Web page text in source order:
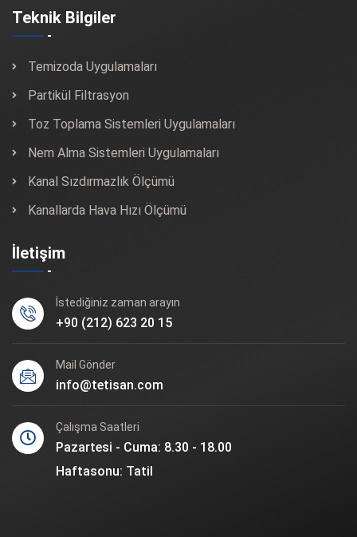
Teknik Bilgiler
Temizoda Uygulamaları
Partikül Filtrasyon
Toz Toplama Sistemleri Uygulamaları
Nem Alma Sistemleri Uygulamaları
Kanal Sızdırmazlık Ölçümü
Kanallarda Hava Hızı Ölçümü
İletişim
İstediğiniz zaman arayın
+90 (212) 623 20 15
Mail Gönder
info@tetisan.com
Çalışma Saatleri
Pazartesi - Cuma: 8.30 - 18.00
Haftasonu: Tatil